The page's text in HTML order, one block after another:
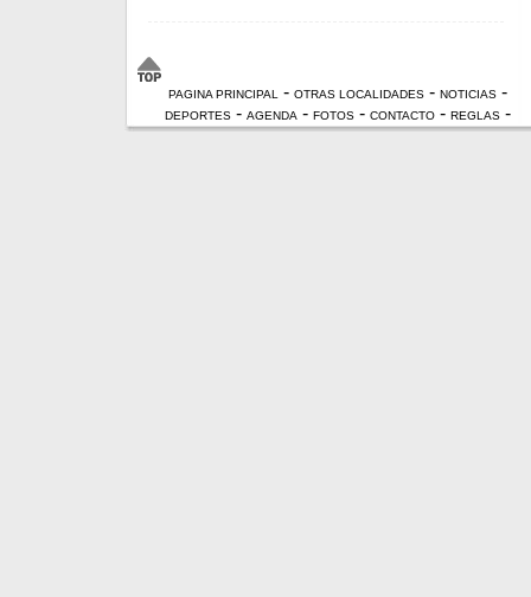
PAGINA PRINCIPAL - OTRAS LOCALIDADES - NOTICIAS -
DEPORTES - AGENDA - FOTOS - CONTACTO - REGLAS -